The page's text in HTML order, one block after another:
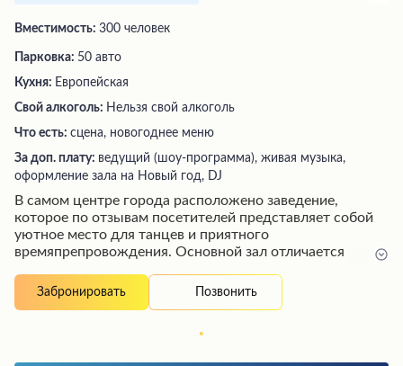
Вместимость: 300 человек
Парковка: 50 авто
Кухня: Европейская
Свой алкоголь: Нельзя свой алкоголь
Что есть: сцена, новогоднее меню
За доп. плату: ведущий (шоу-программа), живая музыка,
оформление зала на Новый год, DJ
В самом центре города расположено заведение,
которое по отзывам посетителей представляет собой
уютное место для танцев и приятного
времяпрепровождения. Основной зал отличается
разнообразным контингентом гостей. Здесь можно не
только потанцевать до утра в ритме зажигательных
высоко оценивается посетителями. Атмосферу
Забронировать Позвонить